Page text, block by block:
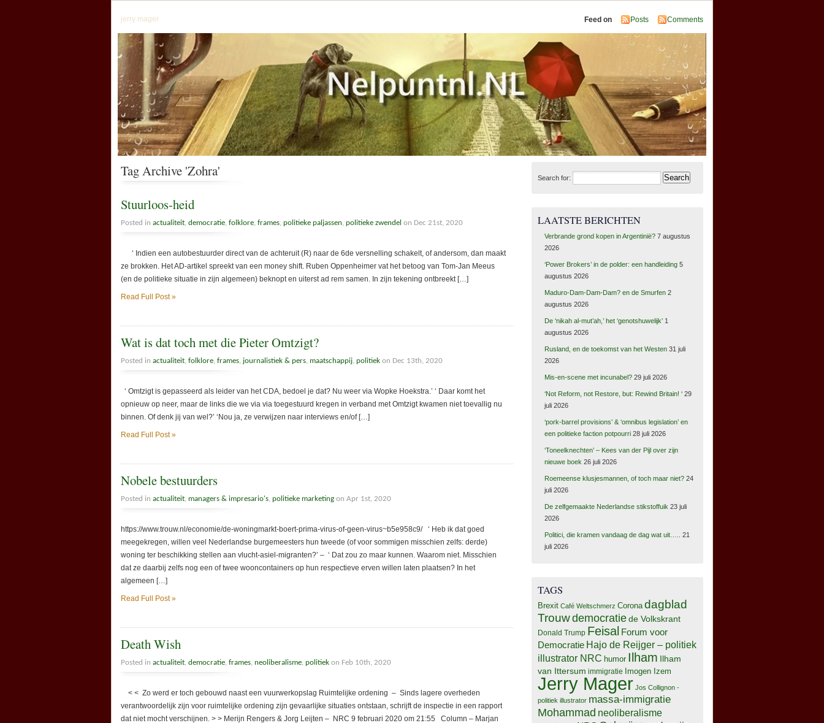
jerry mager Feed on Posts Comments
Tag Archive 'Zohra'
Stuurloos-heid
Posted in actualiteit democratie folklore frames politieke paljassen politieke zwendel on Dec 21st, 2020
‘ Indien een autobestuurder direct van de achteruit (R) naar de 6de versnelling schakelt, of andersom, dan maakt
ze brokken. Het AD-artikel spreekt van een money shift. Ruben Oppenheimer vat het betoog van Tom-Jan Meeus
(en de politieke situatie in zijn algemeen) beknopt en uiterst ad rem samen. In zijn tekening ontbreekt […]
Read Full Post »
Wat is dat toch met die Pieter Omtzigt?
Posted in actualiteit folklore frames journalistiek & pers maatschappij politiek on Dec 13th, 2020
‘ Omtzigt is gepasseerd als leider van het CDA, bedoel je dat? Nu weer via Wopke Hoekstra.’ ‘ Daar komt het
opnieuw op neer, maar de links die we via via toegestuurd kregen in verband met Omtzigt kwamen niet toevallig nu
binnen. Of denk jij van wel?’ ‘Nou ja, ze verwijzen naar interviews en/of […]
Read Full Post »
Nobele bestuurders
Posted in actualiteit managers & impresario's politieke marketing on Apr 1st, 2020
https://www.trouw.nl/economie/de-woningmarkt-boert-prima-virus-of-geen-virus~b5e958c9/ ‘ Heb ik dat goed
meegekregen, willen veel Nederlandse burgemeesters hun tweede (of voor sommigen misschien zelfs: derde)
woning ter beschikking stellen aan vlucht-asiel-migranten?’ – ‘ Dat zou zo maar kunnen. Waarom niet. Misschien
dat ze daarbij zelfs nog een of twee wooncontainers op hun respectieve erven willen laten plaatsen? In het
algemeen […]
Read Full Post »
Death Wish
Posted in actualiteit democratie frames neoliberalisme politiek on Feb 10th, 2020
< < Zo werd er toch gebouwd naast een vuurwerkopslag Ruimtelijke ordening – Sinds lagere overheden
verantwoordelijk zijn voor ruimtelijke ordening zijn gevaarlijke situaties ontstaan, schrijft de inspectie in een rapport
dat niet mocht verschijnen. > > Merijn Rengers & Jorg Leijten – NRC 9 februari 2020 om 21:55 Column – Marjan
Search for:
LAATSTE BERICHTEN
Verbrande grond kopen in Argentinië? 7 augustus
2026
‘Power Brokers’ in de polder: een handleiding 5
augustus 2026
Maduro-Dam-Dam-Dam? en de Smurfen 2
augustus 2026
De ‘nikah al-mut’ah,’ het ‘genotshuwelijk’ 1
augustus 2026
Rusland, en de toekomst van het Westen 31 juli
2026
Mis-en-scene met incunabel? 29 juli 2026
‘Not Reform, not Restore, but: Rewind Britain! ‘ 29
juli 2026
‘pork-barrel provisions’ & ‘omnibus legislation’ en
een politieke faction potpourri 28 juli 2026
‘Toneelknechten’ – Kees van der Pijl over zijn
nieuwe boek 26 juli 2026
Roemeense klusjesmannen, of toch maar niet? 24
juli 2026
De zelfgemaakte Nederlandse stikstoffuik 23 juli
2026
Politici, die kramen vandaag de dag wat uit…..
21
juli 2026
TAGS
Brexit Café Weltschmerz Corona dagblad
Trouwdemocratiede Volkskrant
Donald Trump Feisal Forum voor
Democratie Hajo de Reijger – politiek
illustrator NRC humor Ilham Ilham
van Ittersum immigratie Imogen Izem
Jerry Mager Jos Collignon -
politiek illustrator massa-immigratie
Mohammad neoliberalisme